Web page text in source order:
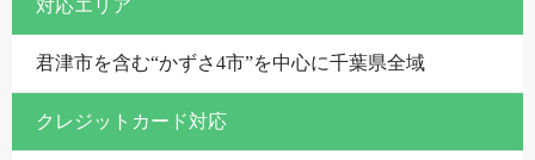
対応エリア
君津市を含む“かずさ4市”を中心に千葉県全域
クレジットカード対応